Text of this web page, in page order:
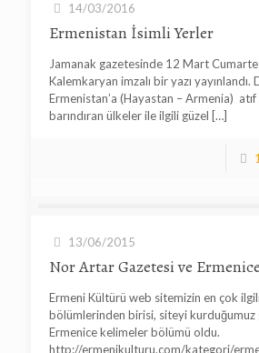
14/03/2016
Ermenistan İsimli Yerler
Jamanak gazetesinde 12 Mart
Kalemkaryan imzalı bir yazı yayınlandı.
Ermenistan’a (Hayastan – Armenia)
barındıran ülkeler ile ilgili güzel […]
1
13/06/2015
Nor Artar Gazetesi ve
Ermeni Kültürü web sitemizin en çok
bölümlerinden birisi, siteyi kurduğumuz
Ermenice kelimeler bölümü oldu.
http://ermenikulturu.com/kategori/